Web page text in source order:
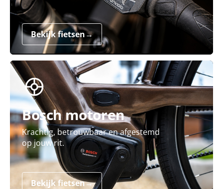
Bekijk fietsen→
Bosch motoren
Krachtig, betrouwbaar en afgestemd
op jouw rit.
Bekijk fietsen→